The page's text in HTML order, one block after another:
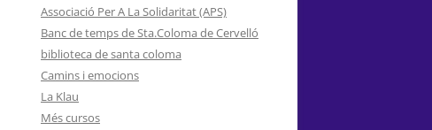
Associació Per A La Solidaritat (APS)
Banc de temps de Sta.Coloma de Cervelló
biblioteca de santa coloma
Camins i emocions
La Klau
Més cursos